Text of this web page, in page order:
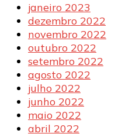
janeiro 2023
dezembro 2022
novembro 2022
outubro 2022
setembro 2022
agosto 2022
julho 2022
junho 2022
maio 2022
abril 2022